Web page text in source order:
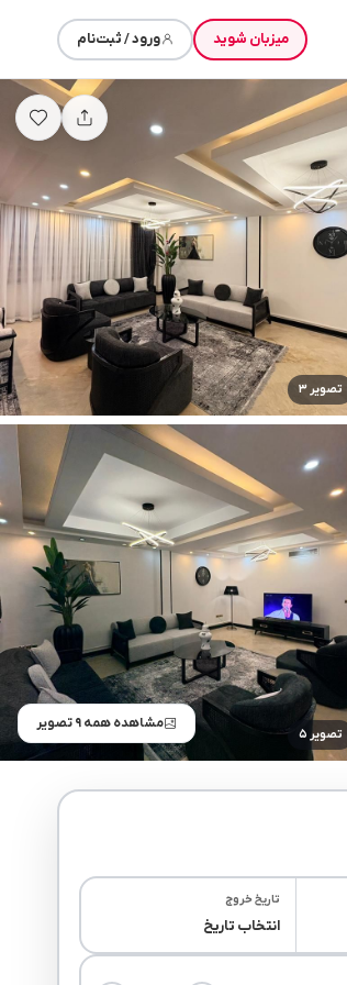
میزبان شوید ورود / ثبت‌نام
تصویر ۳
تصویر ۵
مشاهده همه ۹ تصویر
تاریخ خروج
انتخاب تاریخ